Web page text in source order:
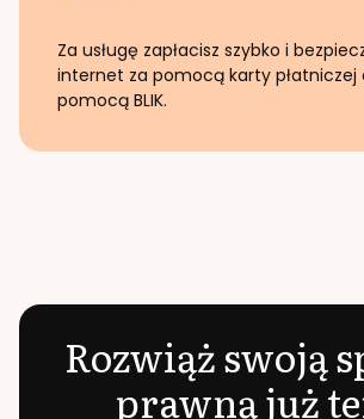
Za usługę zapłacisz szybko i
internet za pomocą karty płatniczej
pomocą BLIK.
Rozwiąż swoją
prawną już